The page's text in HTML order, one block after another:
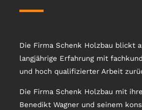
Die Firma Schenk Holzbau blickt
langjährige Erfahrung mit
und hoch qualifizierter Arbeit
Die Firma Schenk Holzbau mit
Benedikt Wagner und seinem